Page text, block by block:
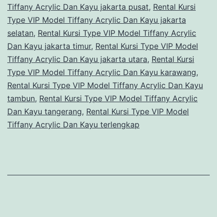
Tiffany Acrylic Dan Kayu jakarta pusat, Rental Kursi
Type VIP Model Tiffany Acrylic Dan Kayu jakarta
selatan, Rental Kursi Type VIP Model Tiffany Acrylic
Dan Kayu jakarta timur, Rental Kursi Type VIP Model
Tiffany Acrylic Dan Kayu jakarta utara, Rental Kursi
Type VIP Model Tiffany Acrylic Dan Kayu karawang,
Rental Kursi Type VIP Model Tiffany Acrylic Dan Kayu
tambun, Rental Kursi Type VIP Model Tiffany Acrylic
Dan Kayu tangerang, Rental Kursi Type VIP Model
Tiffany Acrylic Dan Kayu terlengkap